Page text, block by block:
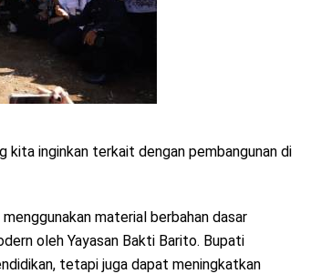
kita inginkan terkait dengan pembangunan di
material berbahan dasar
oleh Yayasan Bakti Barito. Bupati
tetapi juga dapat meningkatkan